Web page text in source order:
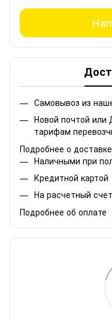
Самовывоз из
Новой почтой
тарифам
Подробнее о доставке
Наличными при
Кредитной картой
На расчетный счет
Подробнее об оплате